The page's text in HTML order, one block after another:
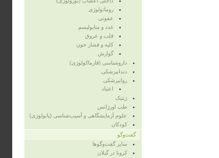
روماتولوژی
عفونی
غدد و متابولیسم
قلب و عروق
کلیه و فشار خون
گوارش
داروشناسی (فارماکولوژی)
دندانپزشکی
روانپزشکی
اعتیاد
ژنتیک
طب اورژانس
علوم آزمایشگاهی و آسیب‌شناسی (پاتولوژی)
کودکان
گفت‌وگو
سایر گفت‌وگوها
کرونا در گیلان